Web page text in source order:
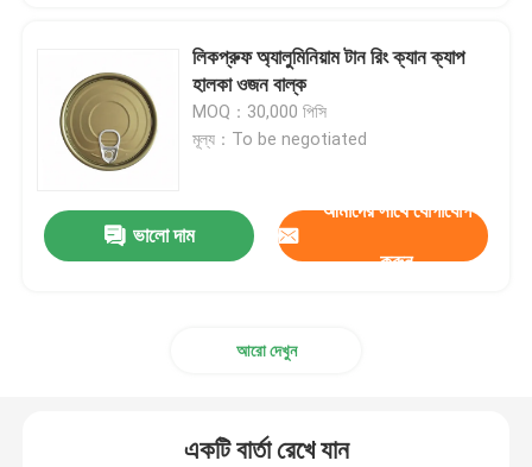
লিকপ্রুফ অ্যালুমিনিয়াম টান রিং ক্যান ক্যাপ
হালকা ওজন বাল্ক
MOQ：30,000 পিসি
মূল্য：To be negotiated
ভালো দাম
আমাদের সাথে যোগাযোগ
করুন
আরো দেখুন
একটি বার্তা রেখে যান